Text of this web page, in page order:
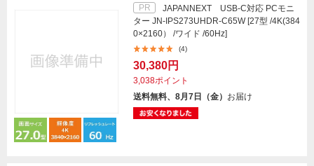
PR
JAPANNEXT USB-C対応 PCモニ
ター JN-IPS273UHDR-C65W [27型 /4K(384
0×2160） /ワイド /60Hz]
(4)
30,380円
3,038ポイント
送料無料、8月7日（金） お届け